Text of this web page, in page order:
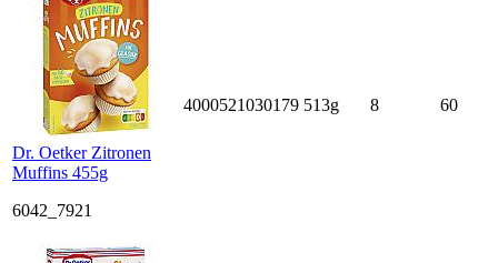
Dr. Oetker Zitronen
Muffins 455g
6042_7921
4000521030179 513g 8 60